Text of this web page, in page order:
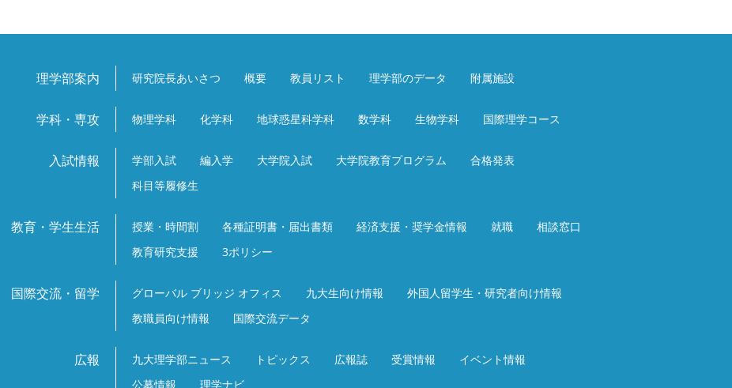
理学部案内 研究院長あいさつ 概要 教員リスト 理学部のデータ 附属施設
学科・専攻 物理学科 化学科 地球惑星科学科 数学科 生物学科 国際理学コース
入試情報 学部入試 編入学 大学院入試 大学院教育プログラム
合格発表
科目等履修生
教育・学生生活 授業・時間割 各種証明書・届出書類 経済支援・奨学金情報 就職
相談窓口
教育研究支援
3ポリシー
国際交流・留学 グローバル ブリッジ オフィス 九大生向け情報
外国人留学生・研究者向け情報
教職員向け情報
国際交流データ
広報 九大理学部ニュース トピックス 広報誌 受賞情報
イベント情報
公募情報
理学ナビ